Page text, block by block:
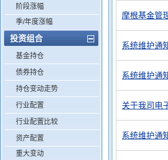
阶段涨幅
季/年度涨幅
投资组合
基金持仓
债券持仓
持仓变动走势
行业配置
行业配置比较
资产配置
重大变动
摩根基金管
系统维护通
系统维护通
关于我司电
系统维护通